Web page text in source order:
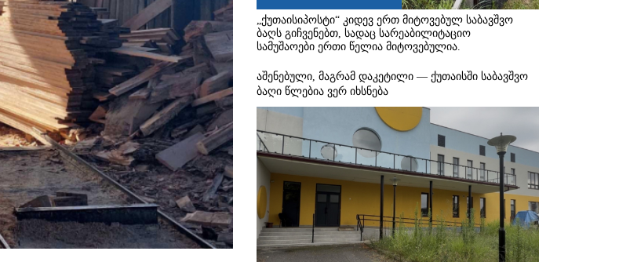
„ქუთაისიპოსტი“ კიდევ ერთ მიტოვებულ საბავშვო
ბაღს გიჩვენებთ, სადაც სარეაბილიტაციო
სამუშაოები ერთი წელია მიტოვებულია.
აშენებული, მაგრამ დაკეტილი — ქუთაისში საბავშვო
ბაღი წლებია ვერ იხსნება